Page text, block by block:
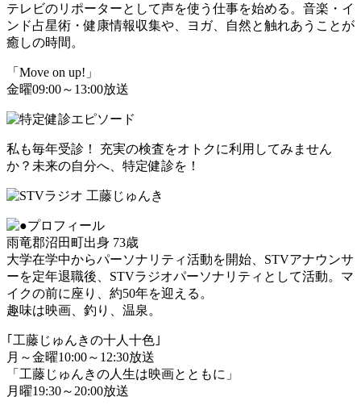
テレビのリポーターとして声を使う仕事を始める。音楽・イ
ンド占星術・健康情報収集や、ヨガ、自然と触れあうことが
癒しの時間。
「Move on up!」
金曜09:00～13:00放送
私も毎年受診！ 充実の検査をオトクに利用してみません
か？未来の自分へ、特定健診を！
雨竜郡沼田町出身 73歳
大学在学中からパーソナリティ活動を開始、STVアナウンサ
ーを定年退職後、STVラジオパーソナリティとして活動。マ
イクの前に座り、約50年を迎える。
趣味は映画、釣り、温泉。
｢工藤じゅんきの十人十色｣
月～金曜10:00～12:30放送
「工藤じゅんきの人生は映画とともに」
月曜19:30～20:00放送